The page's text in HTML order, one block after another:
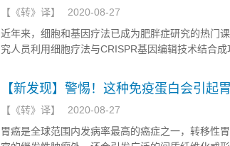
【 《转》译】
2020-08-27
近年来，细胞和基因疗法已成为肥胖症研究的热门
究人员利用细胞疗法与CRISPR基因编辑技术结合
【新发现】警惕！这种免疫蛋白会引起
【 《转》译】
2020-08-27
胃癌是全球范围内发病率最高的癌症之一，转移性